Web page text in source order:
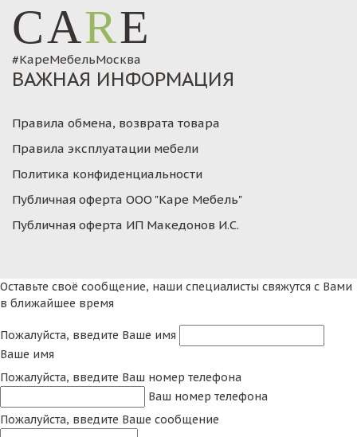
CARE
#КареМебельМосква
ВАЖНАЯ ИНФОРМАЦИЯ
Правила обмена, возврата товара
Правила эксплуатации мебели
Политика конфиденциальности
Публичная оферта ООО "Каре Мебель"
Публичная оферта ИП Македонов И.С.
Оставьте своё сообщение, наши специалисты свяжутся с Вами
в ближайшее время
Пожалуйста, введите Ваше имя
Ваше имя
Пожалуйста, введите Ваш номер телефона
Ваш номер телефона
Пожалуйста, введите Ваше сообщение